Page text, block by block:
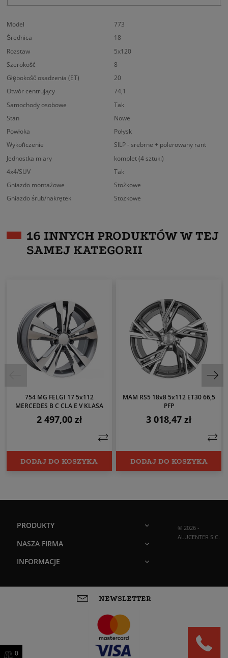
Model
773
Średnica
18
Rozstaw
5x120
Szerokość
8
Głębokość osadzenia (ET)
20
Otwór centrujący
74,1
Samochody osobowe
Tak
Stan
Nowe
Powłoka
Połysk
Wykończenie
SILP - srebrne + polerowany rant
Jednostka miary
komplet (4 sztuki)
4x4/SUV
Tak
Gniazdo montażowe
Stożkowe
Gniazdo śrub/nakrętek
Stożkowe
16 INNYCH PRODUKTÓW W TEJ
SAMEJ KATEGORII
754 MG FELGI 17 5x112
MERCEDES B C CLA E V KLASA
Cena
2 497,00 zł
DODAJ DO KOSZYKA
MAM RS5 18x8 5x112 ET30 66,5
PFP
Cena
3 018,47 zł
DODAJ DO KOSZYKA
PRODUKTY
NASZA FIRMA
INFORMACJE
© 2026 -
ALUCENTER S.C.
NEWSLETTER
0